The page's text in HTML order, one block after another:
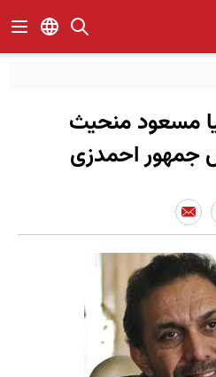
مسعود منحیث
جمهور احمدزی